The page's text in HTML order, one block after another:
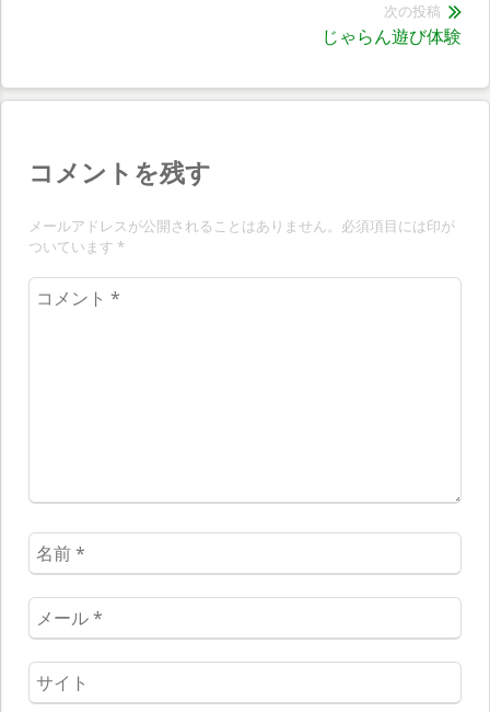
ゲ
シ
ョ
ン
次の投稿
投
じゃらん遊び体験
コメントを残す
メールアドレスが公開されることはありません。必須項目には印が
ついています *
コ
名
前
*
メ
ー
ル
*
ウ
ェ